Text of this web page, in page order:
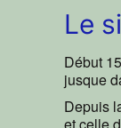
Le
Début
jusque
Depuis
et celle